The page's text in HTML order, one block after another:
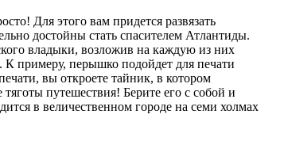
Для этого вам придется развязать
достойны стать спасителем Атлантиды.
владыки, возложив на каждую из них
примеру, перышко подойдет для печати
вы откроете тайник, в котором
путешествия! Берите его с собой и
в величественном городе на семи холмах